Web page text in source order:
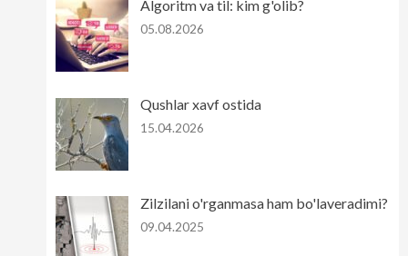
Algoritm va til: kim g'olib?
05.08.2026
Qushlar xavf ostida
15.04.2026
Zilzilani o'rganmasa ham bo'laveradimi?
09.04.2025